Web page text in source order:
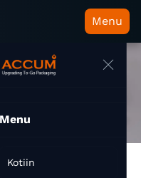
Menu
Menu
Kotiin
Lisävaruste